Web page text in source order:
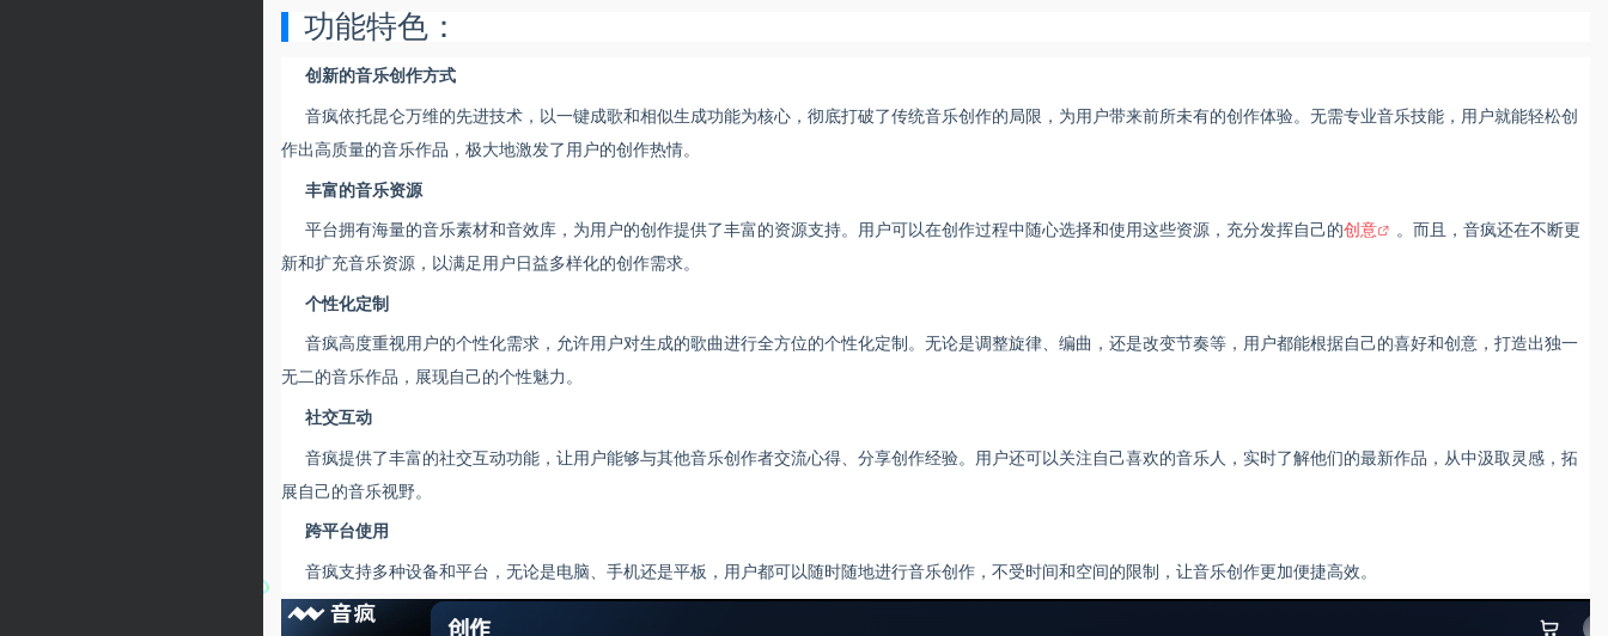
功能特色：
创新的音乐创作方式
音疯依托昆仑万维的先进技术，以一键成歌和相似生成功能为核心，彻底打破了传统音乐创作的局限，为用户带来前所未有的创作体验。无需专业音乐技能，用户就能轻松创
作出高质量的音乐作品，极大地激发了用户的创作热情。
丰富的音乐资源
平台拥有海量的音乐素材和音效库，为用户的创作提供了丰富的资源支持。用户可以在创作过程中随心选择和使用这些资源，充分发挥自己的创意
。而且，音疯还在不断更
新和扩充音乐资源，以满足用户日益多样化的创作需求。
个性化定制
音疯高度重视用户的个性化需求，允许用户对生成的歌曲进行全方位的个性化定制。无论是调整旋律、编曲，还是改变节奏等，用户都能根据自己的喜好和创意，打造出独一
无二的音乐作品，展现自己的个性魅力。
社交互动
音疯提供了丰富的社交互动功能，让用户能够与其他音乐创作者交流心得、分享创作经验。用户还可以关注自己喜欢的音乐人，实时了解他们的最新作品，从中汲取灵感，拓
展自己的音乐视野。
跨平台使用
音疯支持多种设备和平台，无论是电脑、手机还是平板，用户都可以随时随地进行音乐创作，不受时间和空间的限制，让音乐创作更加便捷高效。